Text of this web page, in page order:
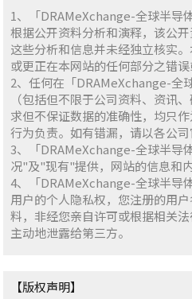
1、「DRAMeXchange-全球半导
根据公开资料分析和演释，该公
这些分析和信息并未经独立核实
或更正在本网站的任何部分之错误
2、任何在「DRAMeXchange-全
（包括但不限于公司资料、资讯
求但不保证数据的准确性，均只
行为负责。如有错漏，请以各公司
3、「DRAMeXchange-全球半导
况"及"现有"提供，网站的信息和
4、「DRAMeXchange-全球半导
用户的个人隐私权，您注册的用
料，非经您亲自许可或根据相关
主动地泄露给第三方。
【版权声明】